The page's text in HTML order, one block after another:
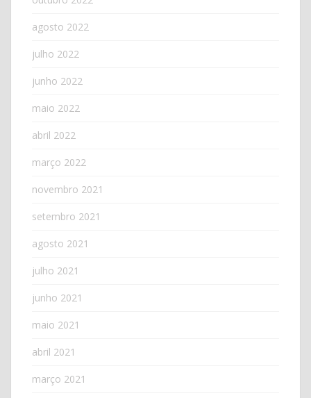
agosto 2022
julho 2022
junho 2022
maio 2022
abril 2022
março 2022
novembro 2021
setembro 2021
agosto 2021
julho 2021
junho 2021
maio 2021
abril 2021
março 2021